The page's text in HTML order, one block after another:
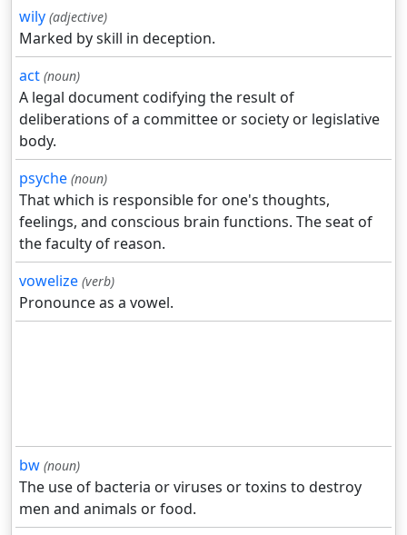
wily (adjective)
Marked by skill in deception.
act (noun)
A legal document codifying the result of
deliberations of a committee or society or legislative
body.
psyche (noun)
That which is responsible for one's thoughts,
feelings, and conscious brain functions. The seat of
the faculty of reason.
vowelize (verb)
Pronounce as a vowel.
bw (noun)
The use of bacteria or viruses or toxins to destroy
men and animals or food.